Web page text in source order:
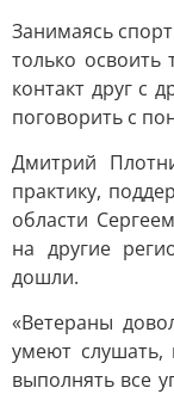
Занимаясь
только освоить
контакт друг с
поговорить с
Дмитрий
практику,
области
на другие
дошли.
«Ветераны
умеют слушать,
выполнять все